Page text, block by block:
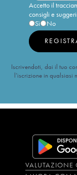
Accetto il
consigli e
Sì
No
Iscrivendoti, dai il tuo
l’iscrizione in
VALUTAZIONE